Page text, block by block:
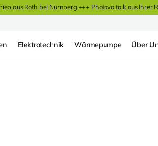
aus Roth bei Nürnberg +++ Photovoltaik aus Ihrer
Elektrotechnik Wärmepumpe Über